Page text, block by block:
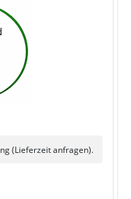
(Lieferzeit anfragen).